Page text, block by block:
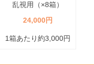
乱視用（×8箱）
24,000円
1箱あたり約3,000円